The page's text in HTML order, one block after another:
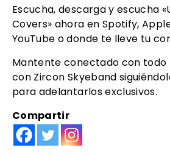
Escucha, descarga y escucha
Covers» ahora en Spotify,
YouTube o donde te lleve tu
Mantente conectado con todo
con Zircon Skyeband
para adelantarlos exclusivos.
Compartir